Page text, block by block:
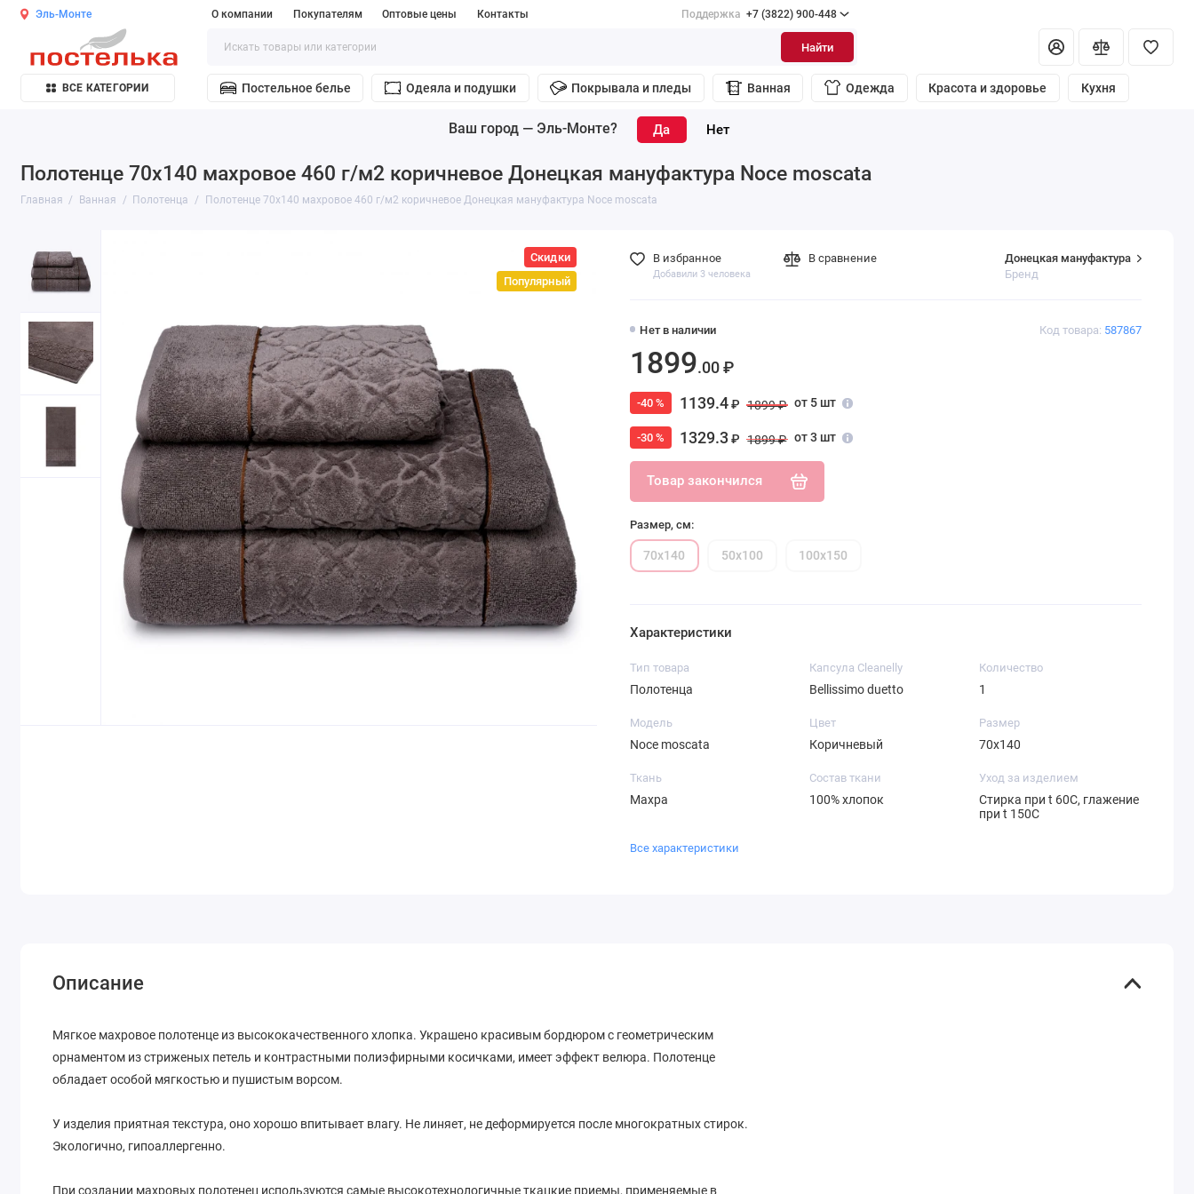
Эль-Монте О компании Покупателям Оптовые цены Контакты Поддержка +7 (3822) 900-448
Найти
ВСЕ КАТЕГОРИИ Постельное белье Одеяла и подушки Покрывала и пледы Ванная Одежда Красота и здоровье Кухня
Ваш город — Эль-Монте?
Полотенце 70х140 махровое 460 г/м2 коричневое Донецкая мануфактура Noce moscata
Главная Ванная Полотенца Полотенце 70х140 махровое 460 г/м2 коричневое Донецкая мануфактура Noce moscata
Скидки
Популярный
Код товара: 587867
Донецкая мануфактура
Бренд
Нет в наличии
1899.00 ₽
-40 % 1139.4₽ 1899 ₽ от 5 шт
-30 % 1329.3₽ 1899 ₽ от 3 шт
Товар закончился
Размер, см:
70х140 50х100 100х150
В избранное
Добавили 3 человека
В сравнение
Характеристики
Тип товара
Полотенца
Капсула Cleanelly
Bellissimo duetto
Количество
1
Модель
Noce moscata
Цвет
Коричневый
Размер
70х140
Ткань
Махра
Состав ткани
100% хлопок
Уход за изделием
Стирка при t 60С, глажение
при t 150С
Все характеристики
Описание
Мягкое махровое полотенце из высококачественного хлопка. Украшено красивым бордюром с геометрическим
орнаментом из стриженых петель и контрастными полиэфирными косичками, имеет эффект велюра. Полотенце
обладает особой мягкостью и пушистым ворсом.
У изделия приятная текстура, оно хорошо впитывает влагу. Не линяет, не деформируется после многократных стирок.
Экологично, гипоаллергенно.
При создании махровых полотенец используются самые высокотехнологичные ткацкие приемы, применяемые в